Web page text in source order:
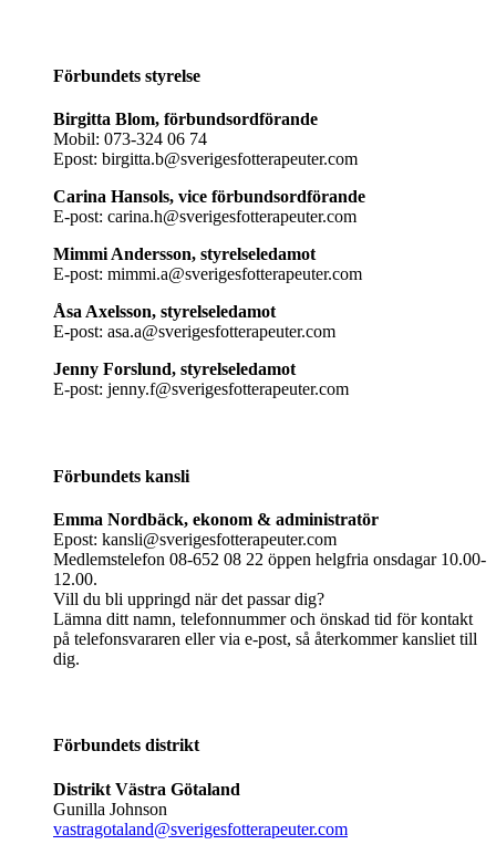
Förbundets styrelse
Birgitta Blom, förbundsordförande
Mobil: 073-324 06 74
Epost: birgitta.b@sverigesfotterapeuter.com
Carina Hansols, vice förbundsordförande
E-post: carina.h@sverigesfotterapeuter.com
Mimmi Andersson, styrelseledamot
E-post: mimmi.a@sverigesfotterapeuter.com
Åsa Axelsson, styrelseledamot
E-post: asa.a@sverigesfotterapeuter.com
Jenny Forslund, styrelseledamot
E-post: jenny.f@sverigesfotterapeuter.com
Förbundets kansli
Emma Nordbäck, ekonom & administratör
Epost: kansli@sverigesfotterapeuter.com
Medlemstelefon 08-652 08 22 öppen helgfria onsdagar 10.00-
12.00.
Vill du bli uppringd när det passar dig?
Lämna ditt namn, telefonnummer och önskad tid för kontakt
på telefonsvararen eller via e-post, så återkommer kansliet till
dig.
Förbundets distrikt
Distrikt Västra Götaland
Gunilla Johnson
vastragotaland@sverigesfotterapeuter.com